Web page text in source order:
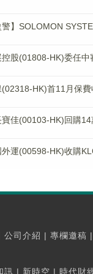
警】SOLOMON
控股(01808-HK)委任中
(02318-HK)首11月保
寶佳(00103-HK)回購
外運(00598-HK)收購
公司介紹 | 專欄邀稿 |
訊 | 新時空 | 時代財